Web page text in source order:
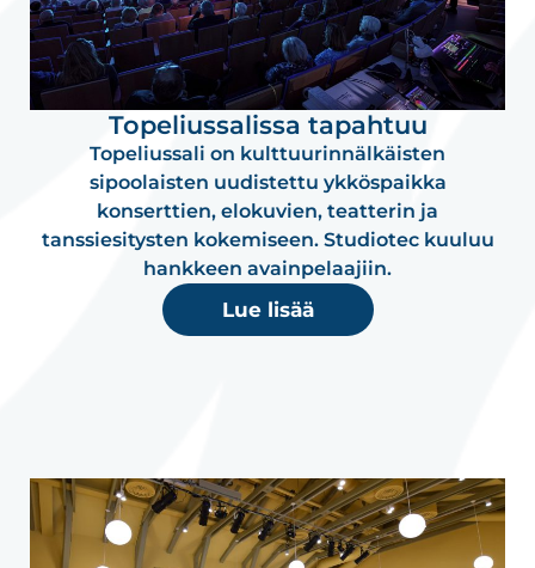
Topeliussalissa tapahtuu
Topeliussali on kulttuurinnälkäisten
sipoolaisten uudistettu ykköspaikka
konserttien, elokuvien, teatterin ja
tanssiesitysten kokemiseen. Studiotec kuuluu
hankkeen avainpelaajiin.
Lue lisää